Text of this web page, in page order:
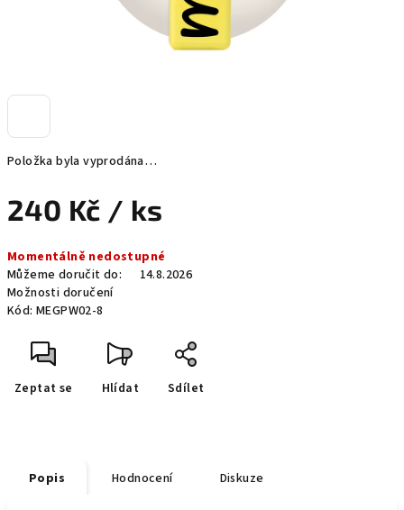
Položka byla vyprodána…
240 Kč / ks
cena:
Momentálně nedostupné
Můžeme doručit do:
14.8.2026
Možnosti doručení
Kód: MEGPW02-8
Zeptat se Hlídat Sdílet
Popis Hodnocení Diskuze